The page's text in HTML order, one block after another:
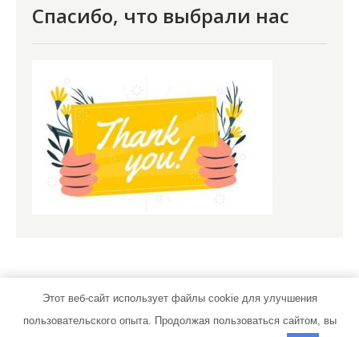
Спасибо, что выбрали нас
novomoskov.ru | Тема от Grace Themes
Этот веб-сайт использует файлы cookie для улучшения
пользовательского опыта. Продолжая пользоваться сайтом, вы